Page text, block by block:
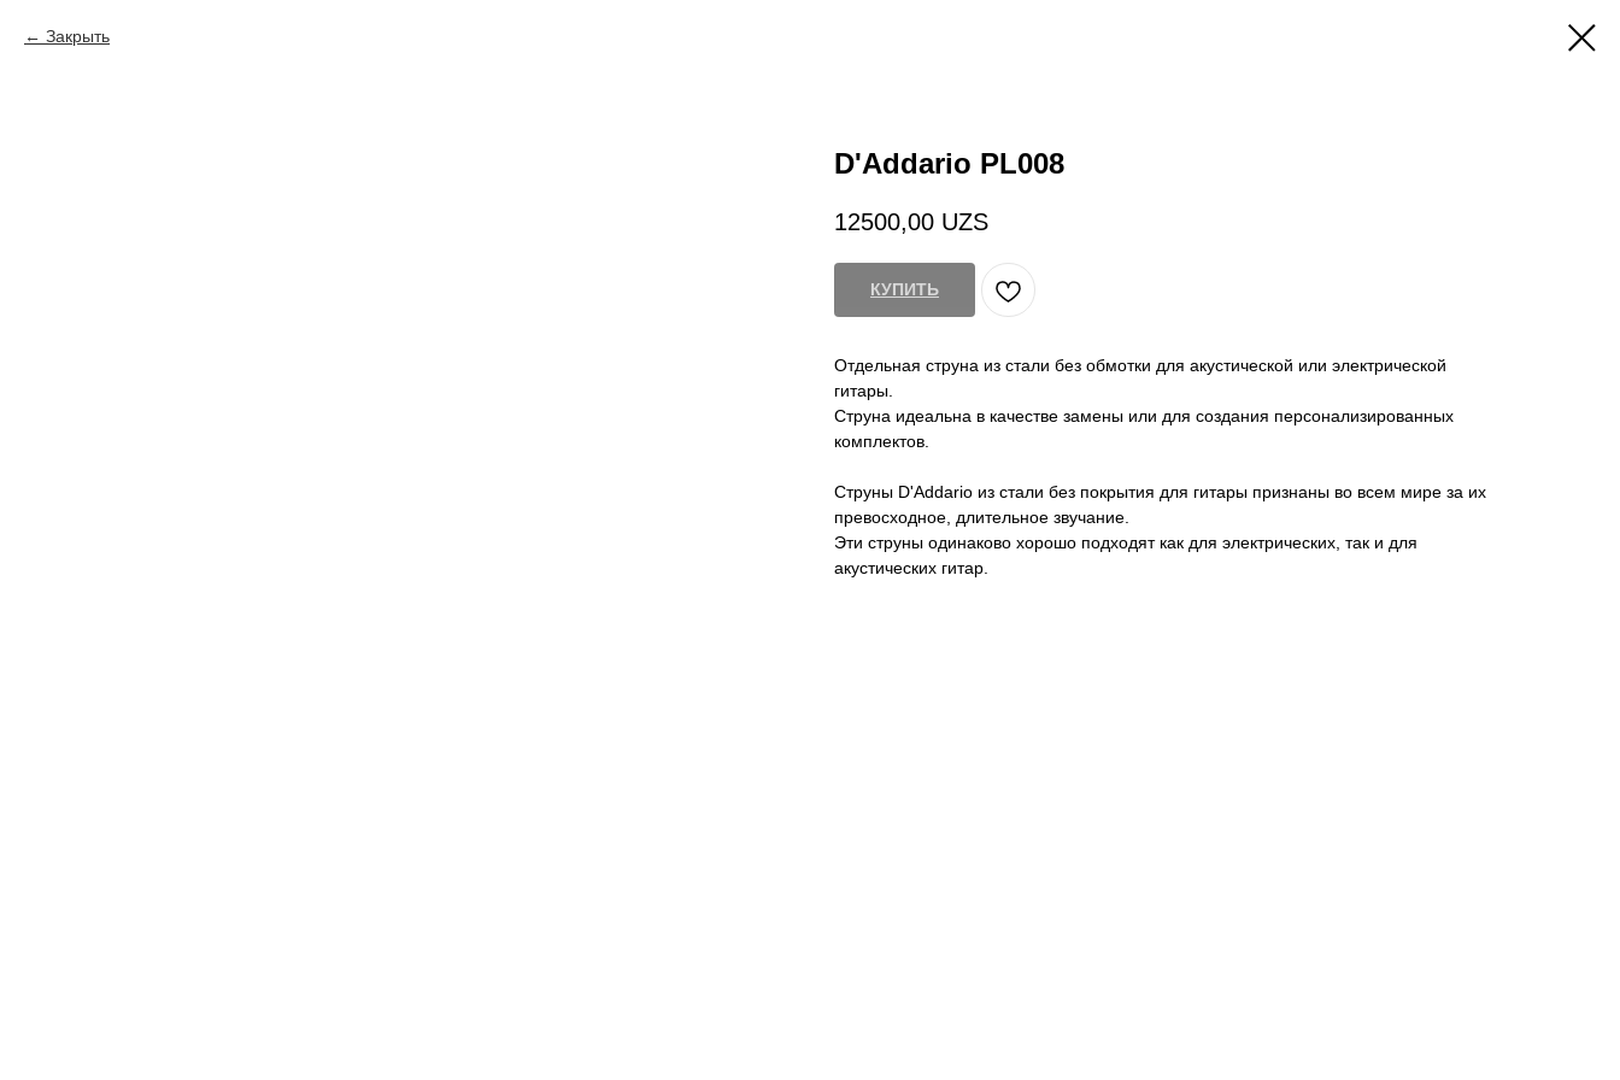
Закрыть
D'Addario PL008
12500,00 UZS
КУПИТЬ
Отдельная струна из стали без обмотки для акустической или электрической
гитары.
Струна идеальна в качестве замены или для создания персонализированных
комплектов.
Струны D'Addario из стали без покрытия для гитары признаны во всем мире за их
превосходное, длительное звучание.
Эти струны одинаково хорошо подходят как для электрических, так и для
акустических гитар.